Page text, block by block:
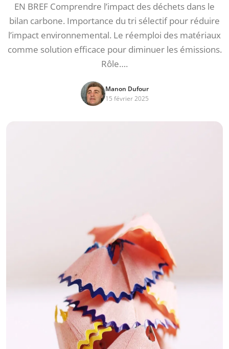
EN BREF Comprendre l’impact des déchets dans le
bilan carbone. Importance du tri sélectif pour réduire
l’impact environnemental. Le réemploi des matériaux
comme solution efficace pour diminuer les émissions.
Rôle….
Manon Dufour
15 février 2025